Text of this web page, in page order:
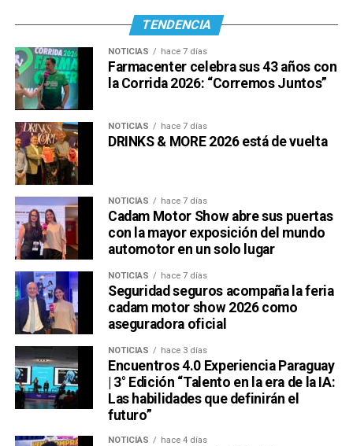
TENDENCIA
NOTICIAS hace 7 días
Farmacenter celebra sus 43 años con
la Corrida 2026: “Corremos Juntos”
NOTICIAS hace 7 días
DRINKS & MORE 2026 está de vuelta
NOTICIAS hace 7 días
Cadam Motor Show abre sus puertas
con la mayor exposición del mundo
automotor en un solo lugar
NOTICIAS hace 7 días
Seguridad seguros acompaña la feria
cadam motor show 2026 como
aseguradora oficial
NOTICIAS hace 3 días
Encuentros 4.0 Experiencia Paraguay
| 3° Edición “Talento en la era de la IA:
Las habilidades que definirán el
futuro”
NOTICIAS hace 4 días